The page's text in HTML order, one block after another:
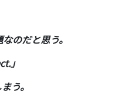
のだと思う。
」
う。